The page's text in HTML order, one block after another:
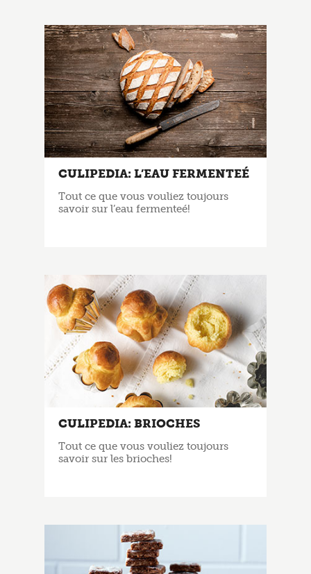
CULIPEDIA: L’EAU FERMENTEÉ
Tout ce que vous vouliez toujours
savoir sur l’eau fermenteé!
CULIPEDIA: BRIOCHES
Tout ce que vous vouliez toujours
savoir sur les brioches!